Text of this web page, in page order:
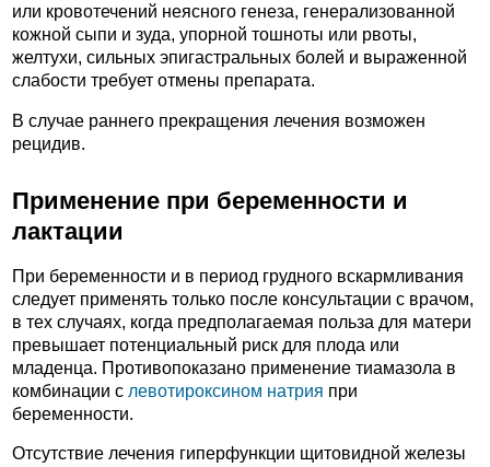
или кровотечений неясного генеза, генерализованной
кожной сыпи и зуда, упорной тошноты или рвоты,
желтухи, сильных эпигастральных болей и выраженной
слабости требует отмены препарата.
В случае раннего прекращения лечения возможен
рецидив.
Применение при беременности и
лактации
При беременности и в период грудного вскармливания
следует применять только после консультации с врачом,
в тех случаях, когда предполагаемая польза для матери
превышает потенциальный риск для плода или
младенца. Противопоказано применение тиамазола в
комбинации с левотироксином натрия при
беременности.
Отсутствие лечения гиперфункции щитовидной железы